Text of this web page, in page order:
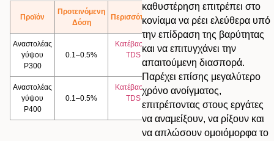
Προϊόν
Προτεινόμενη
Δόση
Περισσότερα
Αναστολέας
γύψου
P300
0.1–0.5%
Κατέβασμα
TDS
Αναστολέας
γύψου
P400
0.1–0.5%
Κατέβασμα
TDS
καθυστέρηση επιτρέπει στο
κονίαμα να ρέει ελεύθερα υπό
την επίδραση της βαρύτητας
και να επιτυγχάνει την
απαιτούμενη διασπορά.
Παρέχει επίσης μεγαλύτερο
χρόνο ανοίγματος,
επιτρέποντας στους εργάτες
να αναμείξουν, να ρίξουν και
να απλώσουν ομοιόμορφα το